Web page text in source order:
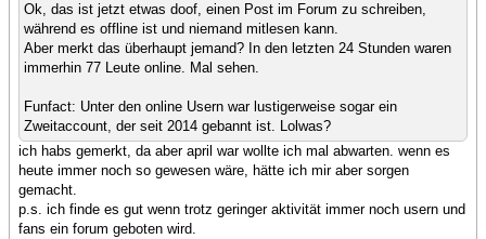
Ok, das ist jetzt etwas doof, einen Post im Forum zu schreiben,
während es offline ist und niemand mitlesen kann.
Aber merkt das überhaupt jemand? In den letzten 24 Stunden waren
immerhin 77 Leute online. Mal sehen.
Funfact: Unter den online Usern war lustigerweise sogar ein
Zweitaccount, der seit 2014 gebannt ist. Lolwas?
ich habs gemerkt, da aber april war wollte ich mal abwarten. wenn es
heute immer noch so gewesen wäre, hätte ich mir aber sorgen
gemacht.
p.s. ich finde es gut wenn trotz geringer aktivität immer noch usern und
fans ein forum geboten wird.